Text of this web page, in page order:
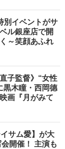
別イベントがサ
ル銀座店で開
～笑顔あふれ
子監督》“女性
黒木瞳・西岡德
画『月がみて
サム愛】が大
開催！ 主演も